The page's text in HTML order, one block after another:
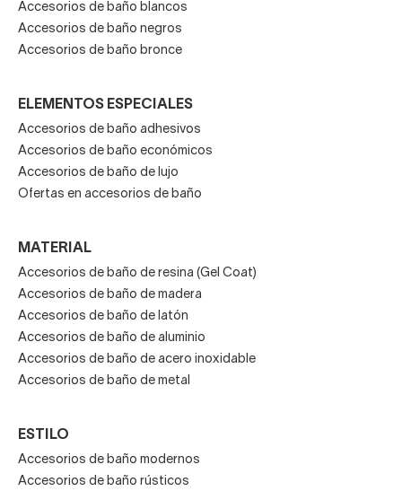
Accesorios de baño blancos
Accesorios de baño negros
Accesorios de baño bronce
ELEMENTOS ESPECIALES
Accesorios de baño adhesivos
Accesorios de baño económicos
Accesorios de baño de lujo
Ofertas en accesorios de baño
MATERIAL
Accesorios de baño de resina (Gel Coat)
Accesorios de baño de madera
Accesorios de baño de latón
Accesorios de baño de aluminio
Accesorios de baño de acero inoxidable
Accesorios de baño de metal
ESTILO
Accesorios de baño modernos
Accesorios de baño rústicos